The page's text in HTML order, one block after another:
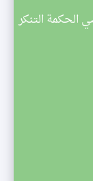
الحكمة التنكر